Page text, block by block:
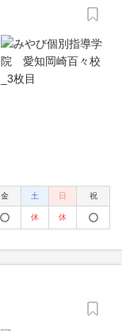
金 土 日 祝
休 休